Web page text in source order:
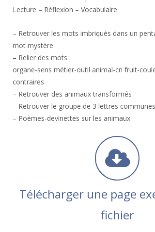
Lecture – Réflexion – Vocabulaire
– Retrouver les mots imbriqués dans un
mot mystère
– Relier des mots :
organe-sens métier-outil animal-cri fruit-
contraires
– Retrouver des animaux transformés
– Retrouver le groupe de 3 lettres
– Poèmes-devinettes sur les animaux
Télécharger une page
fichier